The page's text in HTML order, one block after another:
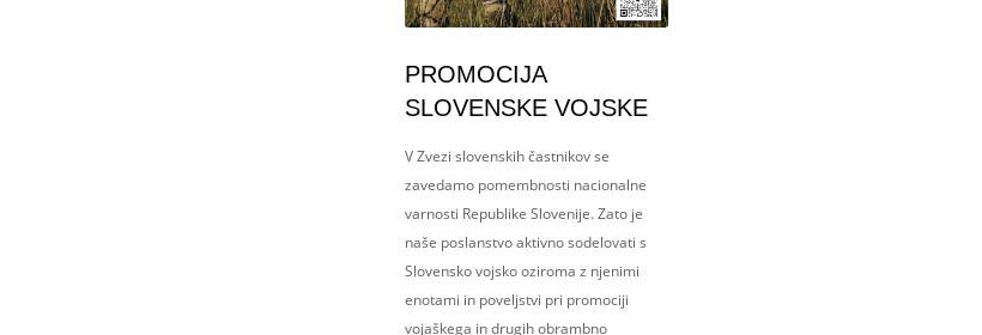
PROMOCIJA
SLOVENSKE VOJSKE
V Zvezi slovenskih častnikov se
zavedamo pomembnosti nacionalne
varnosti Republike Slovenije. Zato je
naše poslanstvo aktivno sodelovati s
Slovensko vojsko oziroma z njenimi
enotami in poveljstvi pri promociji
vojaškega in drugih obrambno